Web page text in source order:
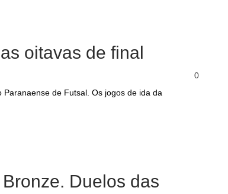
oitavas de final
0
de Futsal. Os jogos de ida da
Duelos das